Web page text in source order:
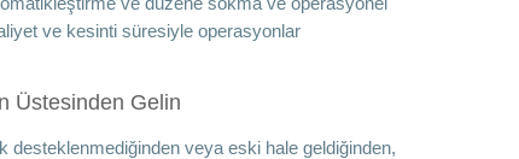
ve kesinti süresiyle operasyonlar
Üstesinden Gelin
desteklenmediğinden veya eski hale geldiğinden,